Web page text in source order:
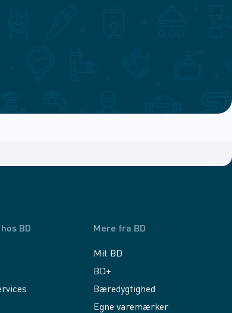
BD Mere fra BD
Mit BD
BD+
Bæredygtighed
Egne varemærker